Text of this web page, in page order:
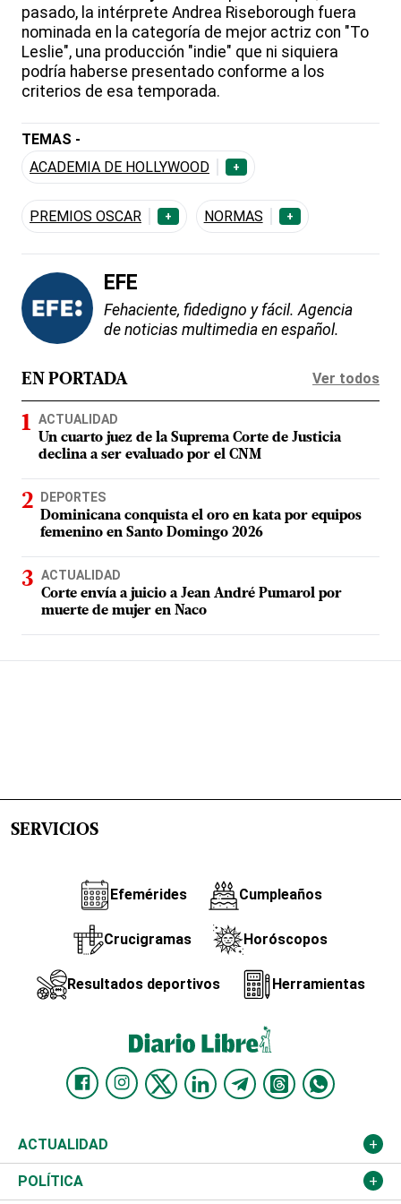
pasado, la intérprete Andrea Riseborough fuera
nominada en la categoría de mejor actriz con "To
Leslie", una producción "indie" que ni siquiera
podría haberse presentado conforme a los
criterios de esa temporada.
TEMAS -
ACADEMIA DE HOLLYWOOD
+
PREMIOS OSCAR + NORMAS +
EFE
Fehaciente, fidedigno y fácil. Agencia
de noticias multimedia en español.
EN PORTADA Ver todos
ACTUALIDAD
Un cuarto juez de la Suprema Corte de Justicia
declina a ser evaluado por el CNM
DEPORTES
Dominicana conquista el oro en kata por equipos
femenino en Santo Domingo 2026
ACTUALIDAD
Corte envía a juicio a Jean André Pumarol por
muerte de mujer en Naco
SERVICIOS
Efemérides Cumpleaños
Crucigramas Horóscopos
Resultados deportivos Herramientas
ACTUALIDAD
Nacional
POLÍTICA